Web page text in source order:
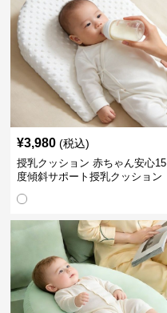
¥3,980 (税込)
授乳クッション 赤ちゃん安心15
度傾斜サポート授乳クッション